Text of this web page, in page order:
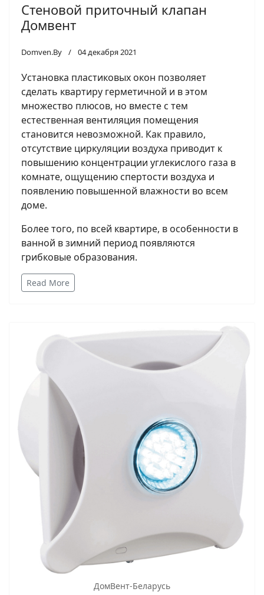
Стеновой приточный клапан
Домвент
Domven.By 04 декабря 2021
Установка пластиковых окон позволяет
сделать квартиру герметичной и в этом
множество плюсов, но вместе с тем
естественная вентиляция помещения
становится невозможной. Как правило,
отсутствие циркуляции воздуха приводит к
повышению концентрации углекислого газа в
комнате, ощущению спертости воздуха и
появлению повышенной влажности во всем
доме.
Более того, по всей квартире, в особенности в
ванной в зимний период появляются
грибковые образования.
Read More
ДомВент-Беларусь